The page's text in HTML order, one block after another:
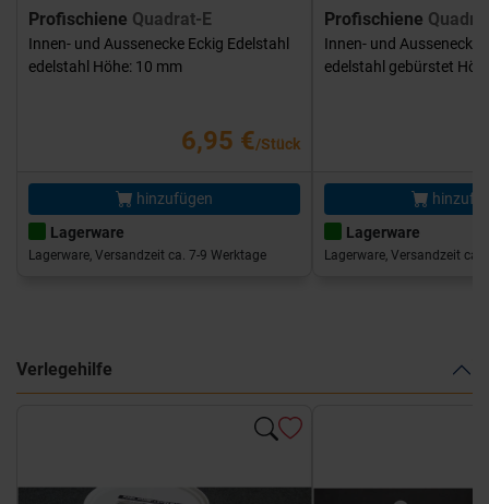
Profischiene Quadrat-E
Innen- und Aussenecke Eckig Edelstahl
edelstahl Höhe: 10 mm
6,95 €/Stück
hinzufügen
Lagerware
Lagerware, Versandzeit ca. 7-9 Werktage
Profischiene
Innen- und Aussenecke
edelstahl gebürstet
Lagerware
Lagerware, Versandzeit ca.
Verlegehilfe